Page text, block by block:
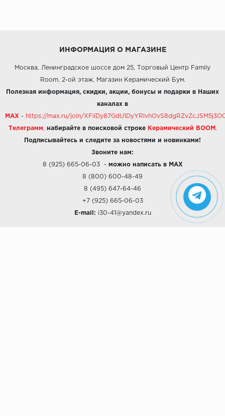
ИНФОРМАЦИЯ О МАГАЗИНЕ
Москва, Ленинградское шоссе дом 25, Торговый Центр Family
Room, 2-ой этаж, Магазин Керамический Бум.
Полезная информация, скидки, акции, бонусы и подарки в Наших
каналах в
MAX - https://max.ru/join/
Телеграмм набирайте в поисковой строке Керамический BOOM .
Подписывайтесь и следите за новостями и новинками!
Звоните нам:
8 (925) 665-06-03- можно написать в MAX
8 (800) 600-48-49
8 (495) 647-64-46
+7 (925) 665-06-03
E-mail: i30-41@yandex.ru